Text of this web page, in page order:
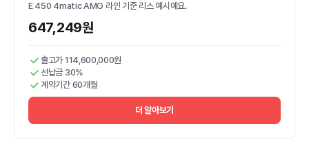
E 450 4matic AMG 라인 기준 리스 예시예요.
647,249원
출고가 114,600,000원
선납금 30%
계약기간 60개월
더 알아보기